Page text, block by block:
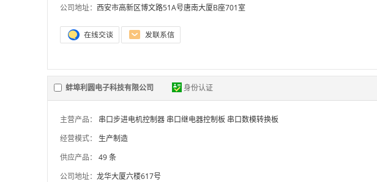
公司地址： 西安市高新区博文路51A号唐南大厦B座701室
蚌埠利圆电子科技有限公司 身份认证
主营产品： 串口步进电机控制器 串口继电器控制板 串口数模转换板
经营模式：
生产制造
供应产品：
49 条
公司地址： 龙华大厦六楼617号